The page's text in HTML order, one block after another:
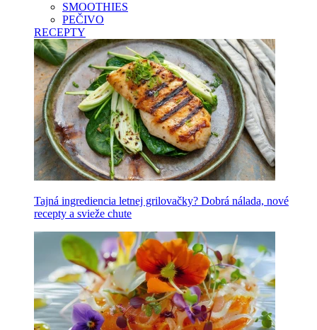
SMOOTHIES
PEČIVO
RECEPTY
Tajná ingrediencia letnej grilovačky? Dobrá nálada, nové
recepty a svieže chute